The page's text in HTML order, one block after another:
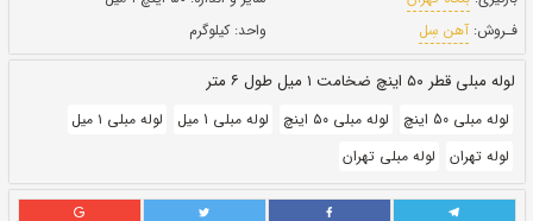
بروز رسانی:
قيمت: 310,000 ريال